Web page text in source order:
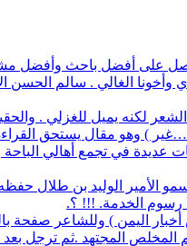
وأفضل مشروع على مستوى العالم من
وأخونا الغالي . سالم
يميل للغزلي .
) وهو مقال يستحق
عديدة في تجمع أهالي
الأمير الوليد بن طلال
رسوم الخدمة. !!! ؟.
أخبار اليمن ) وللشاعر صفحة
بعد خدمته في التعليم لمدة 25